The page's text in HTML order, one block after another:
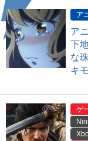
ア
ア
下
な
キ
ゲ